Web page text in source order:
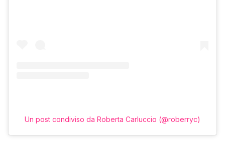
Un post condiviso da Roberta Carluccio (@roberryc)